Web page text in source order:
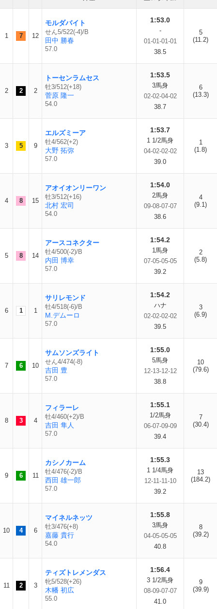
1 7 12
モルダバイト
せん5/522(-4)/B
田中 勝春
57.0
1:53.0
-
01-01-01-01
38.5
5
(11.2)
2 2 2
トーセンラムセス
牡3/512(+18)
菅原 隆一
54.0
1:53.5
3馬身
02-02-04-02
38.7
6
(13.3)
3 5 9
エルズミーア
牡4/562(+2)
大野 拓弥
57.0
1:53.7
1 1/2馬身
04-02-02-02
39.0
1
(1.8)
4 8 15
アオイオンリーワン
牡3/512(+16)
北村 宏司
54.0
1:54.0
2馬身
09-08-07-07
38.6
4
(9.1)
5 8 14
アースコネクター
牡4/500(-2)/B
内田 博幸
57.0
1:54.2
1馬身
07-05-05-05
39.2
2
(5.8)
6 1 1
サリレモンド
牡4/518(-6)/B
M.デムーロ
57.0
1:54.2
ハナ
02-02-02-02
39.5
3
(6.9)
7 6 10
サムソンズライト
せん4/474(-8)
吉田 豊
57.0
1:55.0
5馬身
12-13-12-12
38.8
10
(79.6)
8 3 4
フィラーレ
牡4/460(+2)/B
吉田 隼人
57.0
1:55.1
1/2馬身
06-07-09-09
39.4
7
(30.4)
9 6 11
カシノカーム
牡4/476(-2)/B
西田 雄一郎
57.0
1:55.3
1 1/4馬身
12-11-11-10
39.2
13
(184.2)
10 4 6
マイネルネッツ
牡3/476(+8)
嘉藤 貴行
54.0
1:55.8
3馬身
04-05-05-05
40.8
8
(39.2)
11 2 3
ティズトレメンダス
牝5/528(+26)
木幡 初広
55.0
1:56.4
3 1/2馬身
08-09-07-07
41.0
9
(39.9)